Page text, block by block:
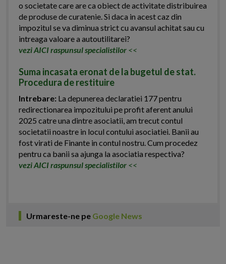
o societate care are ca obiect de activitate distribuirea
de produse de curatenie. Si daca in acest caz din
impozitul se va diminua strict cu avansul achitat sau cu
intreaga valoare a autoutilitarei?
vezi AICI raspunsul specialistilor <<
Suma incasata eronat de la bugetul de stat.
Procedura de restituire
Intrebare: La depunerea declaratiei 177 pentru
redirectionarea impozitului pe profit aferent anului
2025 catre una dintre asociatii, am trecut contul
societatii noastre in locul contului asociatiei. Banii au
fost virati de Finante in contul nostru. Cum procedez
pentru ca banii sa ajunga la asociatia respectiva?
vezi AICI raspunsul specialistilor <<
Urmareste-ne pe Google News